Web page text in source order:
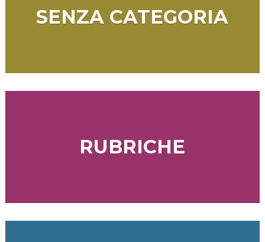
SENZA CATEGORIA
RUBRICHE